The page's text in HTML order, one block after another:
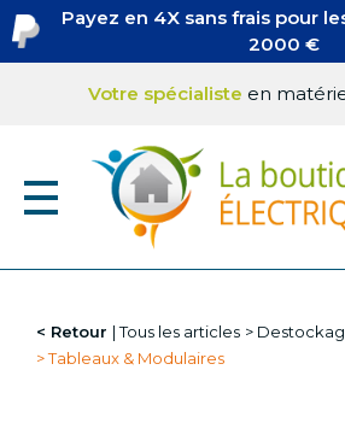
Aller
au
contenu
Payez en 4X sans frais pour
2000 €
Votre spécialiste en
Retour Tous les articles
Tableaux & Modulaires